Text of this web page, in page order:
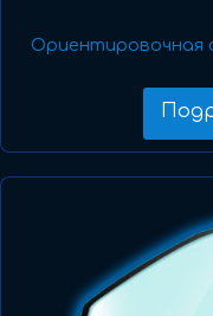
Ориентировочная